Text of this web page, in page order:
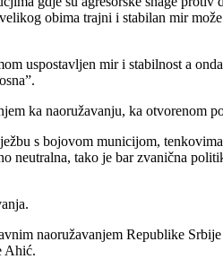
obima trajni i stabilan mir
uspostavljen mir i stabilnost a
ka naoružavanju, ka otvorenom
s bojovom municijom,
tako je bar zvanična
naoružavanjem Republike
Ahić.